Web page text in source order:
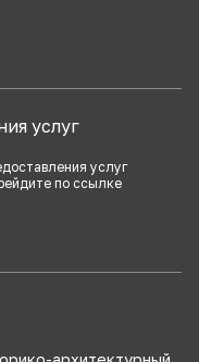
услуг
услуг
по ссылке